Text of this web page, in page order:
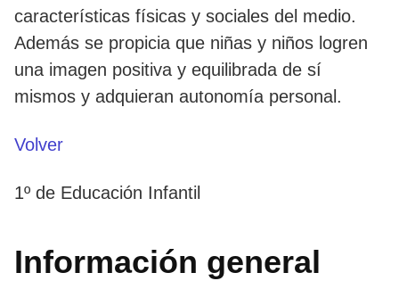
características físicas y sociales del medio.
Además se propicia que niñas y niños logren
una imagen positiva y equilibrada de sí
mismos y adquieran autonomía personal.
Volver
1º de Educación Infantil
Información general